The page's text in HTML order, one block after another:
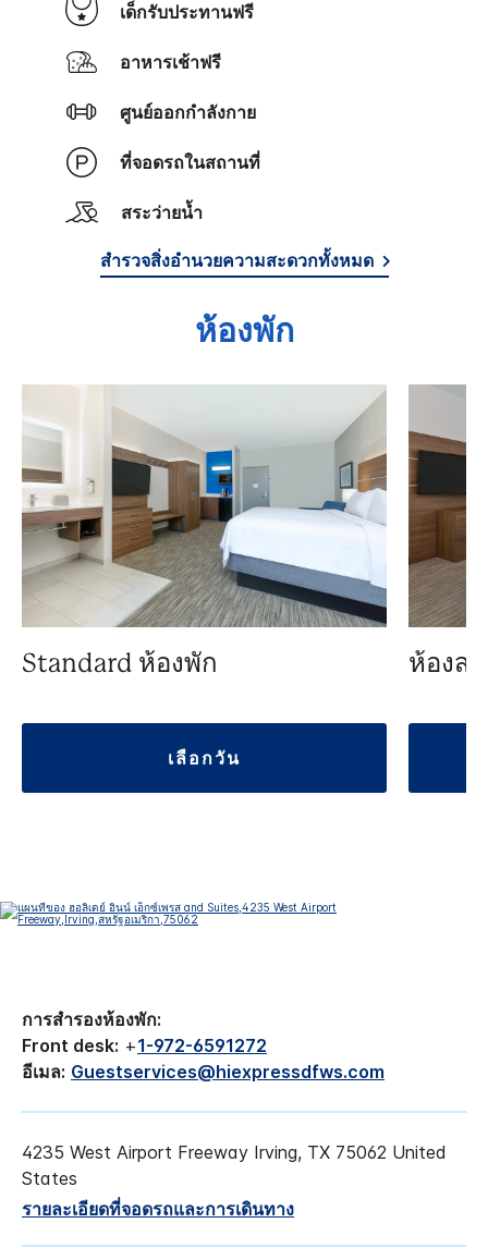
เด็กรับประทานฟรี
อาหารเช้าฟรี
ศูนย์ออกกำลังกาย
ที่จอดรถในสถานที่
สระว่ายน้ำ
สำรวจสิ่งอำนวยความสะดวกทั้งหมด
ห้องพัก
Standard ห้องพัก
เลือกวัน
ห้องส
การสำรองห้องพัก:
Front desk: +1-972-6591272
อีเมล: Guestservices@hiexpressdfws.com
4235 West Airport Freeway Irving, TX 75062 United
States
รายละเอียดที่จอดรถและการเดินทาง